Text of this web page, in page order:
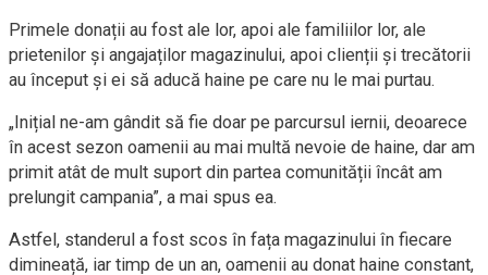
Primele donații au fost ale lor, apoi ale familiilor lor, ale
prietenilor și angajaților magazinului, apoi clienții și trecătorii
au început și ei să aducă haine pe care nu le mai purtau.
„Inițial ne-am gândit să fie doar pe parcursul iernii, deoarece
în acest sezon oamenii au mai multă nevoie de haine, dar am
primit atât de mult suport din partea comunității încât am
prelungit campania”, a mai spus ea.
Astfel, standerul a fost scos în fața magazinului în fiecare
dimineață, iar timp de un an, oamenii au donat haine constant,